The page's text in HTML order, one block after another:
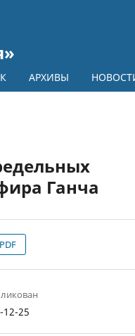
АРХИВЫ
Ганча
PDF
12-25